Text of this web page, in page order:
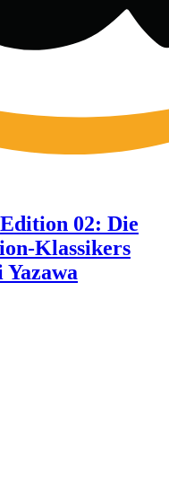
02: Die
Klassikers